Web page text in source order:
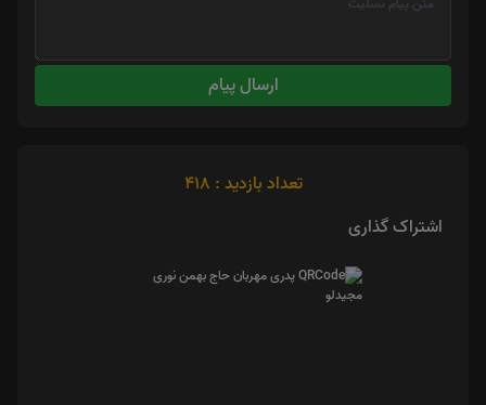
ارسال پیام
تعداد بازدید : 418
اشتراک گذاری